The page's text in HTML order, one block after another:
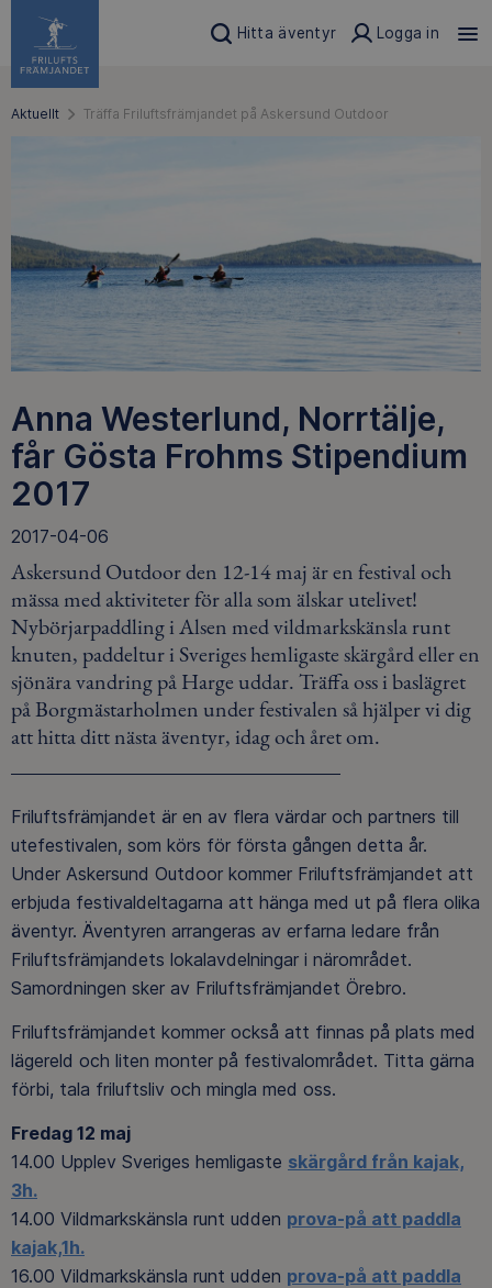
Hitta äventyr Logga in
Aktuellt Träffa Friluftsfrämjandet på Askersund Outdoor
Anna Westerlund, Norrtälje,
får Gösta Frohms Stipendium
2017
2017-04-06
Askersund Outdoor den 12-14 maj är en festival och
mässa med aktiviteter för alla som älskar utelivet!
Nybörjarpaddling i Alsen med vildmarkskänsla runt
knuten, paddeltur i Sveriges hemligaste skärgård eller en
sjönära vandring på Harge uddar. Träffa oss i baslägret
på Borgmästarholmen under festivalen så hjälper vi dig
att hitta ditt nästa äventyr, idag och året om.
Friluftsfrämjandet är en av flera värdar och partners till
utefestivalen, som körs för första gången detta år.
Under Askersund Outdoor kommer Friluftsfrämjandet att
erbjuda festivaldeltagarna att hänga med ut på flera olika
äventyr. Äventyren arrangeras av erfarna ledare från
Friluftsfrämjandets lokalavdelningar i närområdet.
Samordningen sker av Friluftsfrämjandet Örebro.
Friluftsfrämjandet kommer också att finnas på plats med
lägereld och liten monter på festivalområdet. Titta gärna
förbi, tala friluftsliv och mingla med oss.
Fredag 12 maj
14.00 Upplev Sveriges hemligaste skärgård från kajak,
3h.
14.00 Vildmarkskänsla runt udden prova-på att paddla
kajak,1h.
16.00 Vildmarkskänsla runt udden prova-på att paddla